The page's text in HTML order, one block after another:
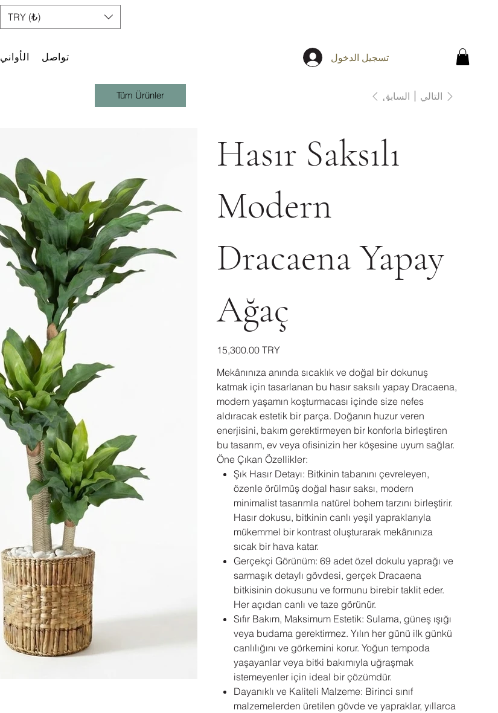
TRY (₺)
الأواني تواصل تسجيل الدخول
السابق التالي
Hasır Saksılı
Modern
Dracaena Yapay
Ağaç
السعر
‏15,300.00 TRY
Mekânınıza anında sıcaklık ve doğal bir dokunuş
katmak için tasarlanan bu hasır saksılı yapay Dracaena,
modern yaşamın koşturmacası içinde size nefes
aldıracak estetik bir parça. Doğanın huzur veren
enerjisini, bakım gerektirmeyen bir konforla birleştiren
bu tasarım, ev veya ofisinizin her köşesine uyum sağlar.
Öne Çıkan Özellikler:
Şık Hasır Detayı: Bitkinin tabanını çevreleyen,
özenle örülmüş doğal hasır saksı, modern
minimalist tasarımla natürel bohem tarzını birleştirir.
Hasır dokusu, bitkinin canlı yeşil yapraklarıyla
mükemmel bir kontrast oluşturarak mekânınıza
sıcak bir hava katar.
Gerçekçi Görünüm: 69 adet özel dokulu yaprağı ve
sarmaşık detaylı gövdesi, gerçek Dracaena
bitkisinin dokusunu ve formunu birebir taklit eder.
Her açıdan canlı ve taze görünür.
Sıfır Bakım, Maksimum Estetik: Sulama, güneş ışığı
veya budama gerektirmez. Yılın her günü ilk günkü
canlılığını ve görkemini korur. Yoğun tempoda
yaşayanlar veya bitki bakımıyla uğraşmak
istemeyenler için ideal bir çözümdür.
Dayanıklı ve Kaliteli Malzeme: Birinci sınıf
malzemelerden üretilen gövde ve yapraklar, yıllarca
Tüm Ürünler